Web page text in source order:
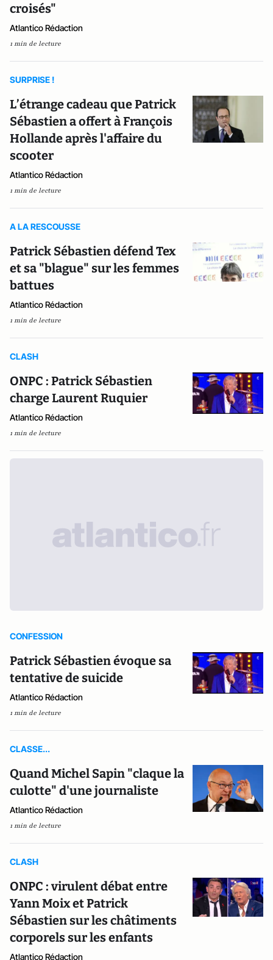
croisés"
Atlantico Rédaction
1 min de lecture
SURPRISE !
L’étrange cadeau que Patrick
Sébastien a offert à François
Hollande après l'affaire du
scooter
Atlantico Rédaction
1 min de lecture
A LA RESCOUSSE
Patrick Sébastien défend Tex
et sa "blague" sur les femmes
battues
Atlantico Rédaction
1 min de lecture
CLASH
ONPC : Patrick Sébastien
charge Laurent Ruquier
Atlantico Rédaction
1 min de lecture
CONFESSION
Patrick Sébastien évoque sa
tentative de suicide
Atlantico Rédaction
1 min de lecture
CLASSE...
Quand Michel Sapin "claque la
culotte" d'une journaliste
Atlantico Rédaction
1 min de lecture
CLASH
ONPC : virulent débat entre
Yann Moix et Patrick
Sébastien sur les châtiments
corporels sur les enfants
Atlantico Rédaction